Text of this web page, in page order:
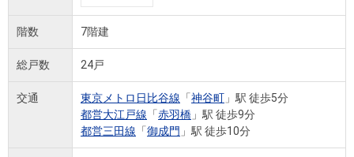
階数 7階建
総戸数 24戸
交通 東京メトロ日比谷線 「神谷町 」駅 徒歩5分
都営大江戸線 「赤羽橋 」駅 徒歩9分
都営三田線 「御成門 」駅 徒歩10分